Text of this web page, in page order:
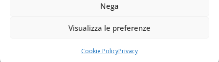
Nega
Visualizza le preferenze
Cookie PolicyPrivacy
I Siciliani Giovani. Tutti i diritti riservati.